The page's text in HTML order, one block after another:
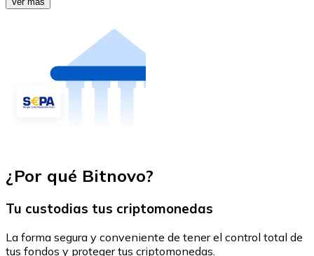
¿Por qué Bitnovo?
Tu custodias tus criptomonedas
La forma segura y conveniente de tener el control total de
tus fondos y proteger tus criptomonedas.